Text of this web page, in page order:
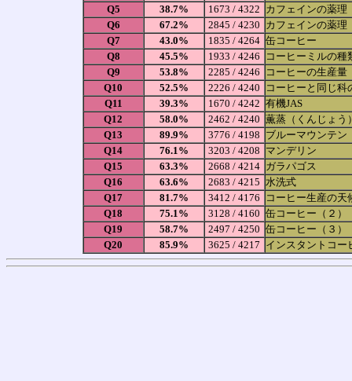
Q5
38.7% 1673 / 4322 カフェインの薬理
Q6
67.2% 2845 / 4230 カフェインの薬理
Q7
43.0% 1835 / 4264 缶コーヒー
Q8
45.5% 1933 / 4246
コーヒーミルの種
Q9
53.8% 2285 / 4246
コーヒーの生産量
Q10
52.5% 2226 / 4240
コーヒーと同じ科
Q11
39.3% 1670 / 4242 有機JAS
Q12
58.0% 2462 / 4240 薫蒸（くんじょう
Q13
89.9% 3776 / 4198 ブルーマウンテン
Q14
76.1% 3203 / 4208 マンデリン
Q15
63.3% 2668 / 4214 ガラパゴス
Q16
63.6% 2683 / 4215 水洗式
Q17
81.7% 3412 / 4176
コーヒー生産の天
Q18
75.1% 3128 / 4160 缶コーヒー（２）
Q19
58.7% 2497 / 4250 缶コーヒー（３）
Q20
85.9% 3625 / 4217 インスタントコー